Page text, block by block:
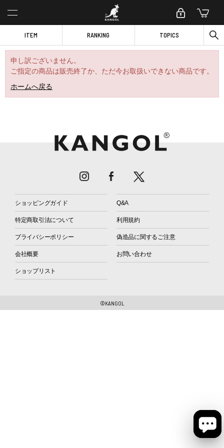
ITEM RANKING TOPICS
申し訳ございません。
ご指定の商品は販売終了か、ただ今お取扱いできない商品です。
ホームへ戻る
ショッピングガイド Q&A
特定商取引法について 利用規約
プライバシーポリシー 偽造品に関するご注意
会社概要 お問い合わせ
ショップリスト
©KANGOL